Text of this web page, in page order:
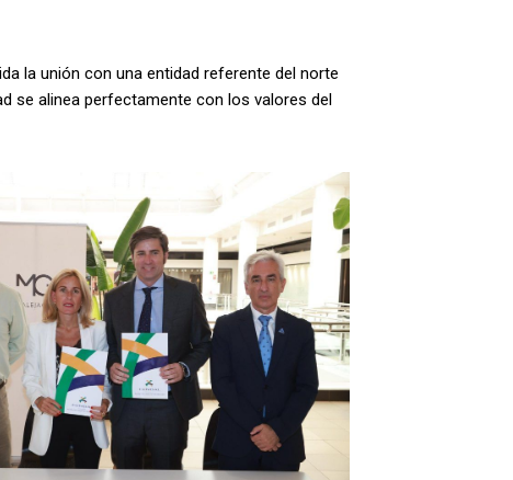
la unión con una entidad referente del norte
se alinea perfectamente con los valores del